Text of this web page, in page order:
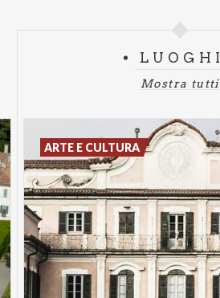
LUOGHI
Mostra tutti
ARTE E CULTURA